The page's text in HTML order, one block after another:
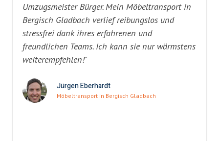
Umzugsmeister Bürger. Mein Möbeltransport in
Bergisch Gladbach verlief reibungslos und
stressfrei dank ihres erfahrenen und
freundlichen Teams. Ich kann sie nur wärmstens
weiterempfehlen!"
Jürgen Eberhardt
Möbeltransport in Bergisch Gladbach